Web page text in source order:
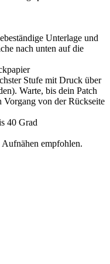
Unterlage und
nach unten auf die
Stufe mit Druck über
Warte, bis dein Patch
Vorgang von der Rückseite
40 Grad
empfohlen.